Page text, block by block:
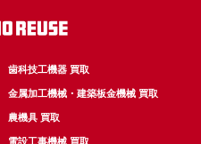
歯科技工機器 買取
金属加工機械・建築板金機械 買取
農機具 買取
電設工事機械 買取